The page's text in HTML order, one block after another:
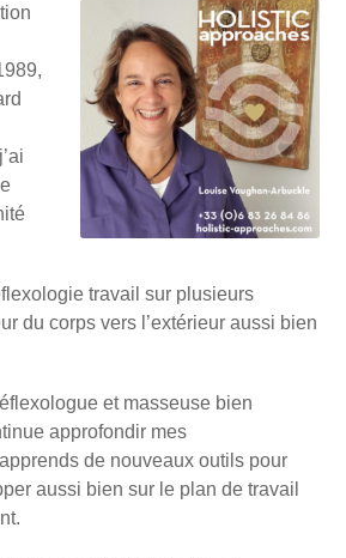
travail sur plusieurs
du corps vers l’extérieur aussi bien
et masseuse bien
approfondir mes
de nouveaux outils pour
aussi bien sur le plan de travail